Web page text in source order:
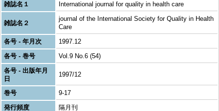
雑誌名１
International journal for quality in health care
雑誌名２
journal of the International Society for Quality in Health
Care
各号 - 年月次
1997.12
各号 - 巻号
Vol.9 No.6 (54)
各号 - 出版年月
日
1997/12
巻号
9-17
発行頻度
隔月刊